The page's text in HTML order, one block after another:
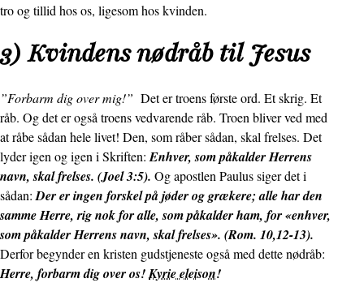
tro og tillid hos os, ligesom hos kvinden.
3) Kvindens nødråb til Jesus
”Forbarm dig over mig!” Det er troens første ord. Et skrig. Et
råb. Og det er også troens vedvarende råb. Troen bliver ved med
at råbe sådan hele livet! Den, som råber sådan, skal frelses. Det
lyder igen og igen i Skriften: Enhver, som påkalder Herrens
navn, skal frelses. (Joel 3:5). Og apostlen Paulus siger det i
sådan:Der er ingen forskel på jøder og grækere; alle har den
samme Herre, rig nok for alle, som påkalder ham, for «enhver,
som påkalder Herrens navn, skal frelses». (Rom. 10,12-13).
Derfor begynder en kristen gudstjeneste også med dette nødråb:
Herre, forbarm dig over os!Kyrie eleison!